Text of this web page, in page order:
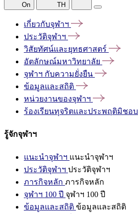
On TH
เกี่ยวกับจุฬาฯ
ประวัติจุฬาฯ
วิสัยทัศน์และยุทธศาสตร์
อัตลักษณ์มหาวิทยาลัย
จุฬาฯ กับความยั่งยืน
ข้อมูลและสถิติ
หน่วยงานของจุฬาฯ
ร้องเรียนทุจริตและประพฤติมิชอบ
รู้จักจุฬาฯ
แนะนำจุฬาฯ แนะนำจุฬาฯ
ประวัติจุฬาฯ ประวัติจุฬาฯ
ภารกิจหลัก ภารกิจหลัก
จุฬาฯ 100 ปี จุฬาฯ 100 ปี
ข้อมูลและสถิติ ข้อมูลและสถิติ